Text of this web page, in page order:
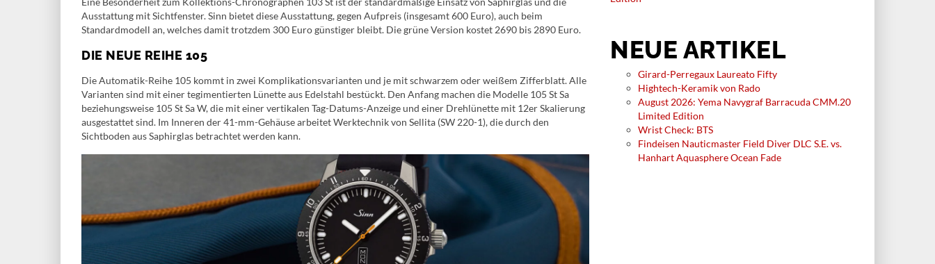
Ausstattung mit Sichtfenster. Sinn bietet diese Ausstattung, gegen Aufpreis (insgesamt 600 Euro), auch beim
Standardmodell an, welches damit trotzdem 300 Euro günstiger bleibt. Die grüne Version kostet 2690 bis 2890 Euro.
DIE NEUE REIHE 105
Die Automatik-Reihe 105 kommt in zwei Komplikationsvarianten und je mit schwarzem oder weißem Zifferblatt. Alle
Varianten sind mit einer tegimentierten Lünette aus Edelstahl bestückt. Den Anfang machen die Modelle 105 St Sa
beziehungsweise 105 St Sa W, die mit einer vertikalen Tag-Datums-Anzeige und einer Drehlünette mit 12er Skalierung
ausgestattet sind. Im Inneren der 41-mm-Gehäuse arbeitet Werktechnik von Sellita (SW 220-1), die durch den
Sichtboden aus Saphirglas betrachtet werden kann.
NEUE ARTIKEL
Girard-Perregaux Laureato Fifty
Hightech-Keramik von Rado
August 2026: Yema Navygraf Barracuda CMM.20
Limited Edition
Wrist Check: BTS
Findeisen Nauticmaster Field Diver DLC S.E. vs.
Hanhart Aquasphere Ocean Fade